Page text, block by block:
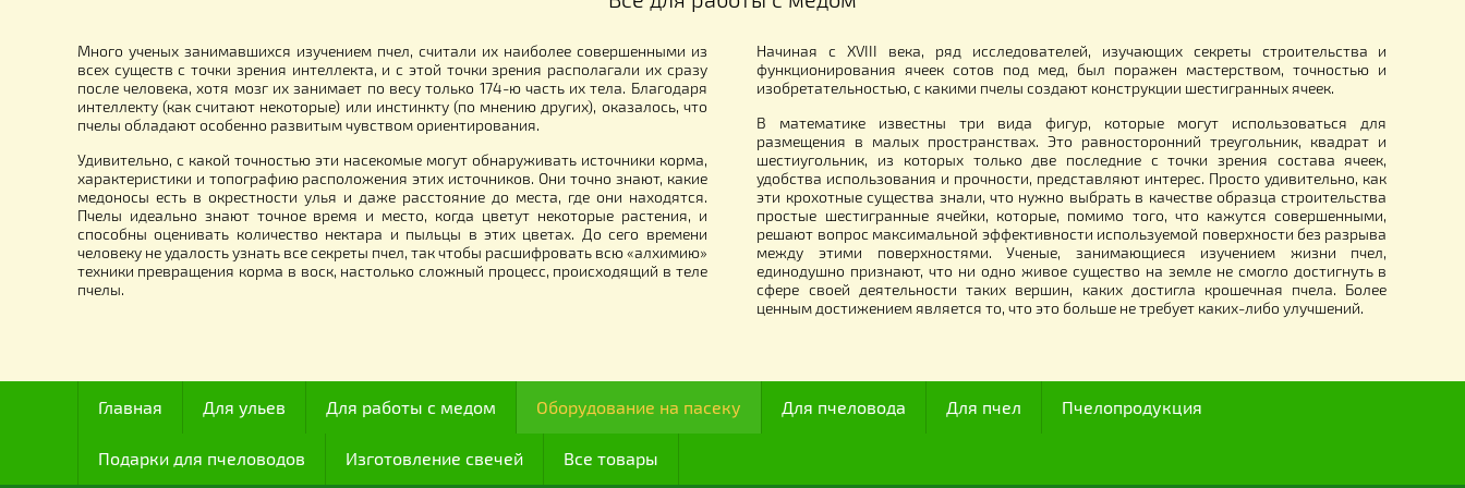
Секция разделительной решётки
19.00грн.
Кормушка Рамочная 3,3 л (без
поплавков)
117.00грн.
Комплект «Теплая Пасека» Старт
5 990.00 грн.
Утеплитель «Агроволокно» на
боковую стенку улья 45х35 см
52.00грн.
Все для работы с медом
Много ученых занимавшихся изучением пчел, считали их наиболее совершенными из
всех существ с точки зрения интеллекта, и с этой точки зрения располагали их сразу
Начиная с XVIII века, ряд исследователей, изучающих секреты